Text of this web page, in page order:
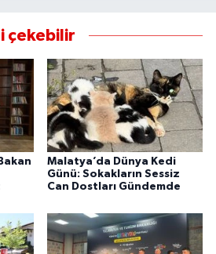
çekebilir
Malatya’da Dünya Kedi
Günü: Sokakların Sessiz
Can Dostları Gündemde